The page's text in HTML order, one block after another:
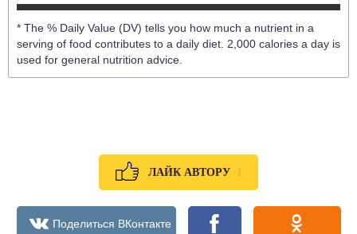
* The % Daily Value (DV) tells you how much a nutrient in a
serving of food contributes to a daily diet. 2,000 calories a day is
used for general nutrition advice.
ЛАЙК АВТОРУ